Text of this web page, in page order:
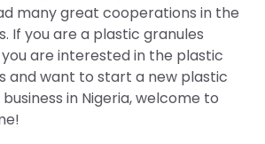
many great cooperations in the
If you are a plastic granules
are interested in the plastic
and want to start a new plastic
in Nigeria, welcome to